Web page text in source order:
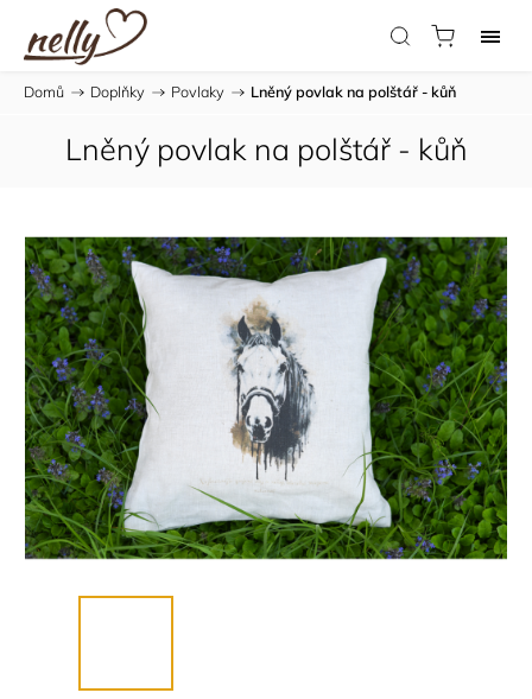
Domů / Doplňky / Povlaky / Lněný povlak na polštář - kůň
Lněný povlak na polštář - kůň